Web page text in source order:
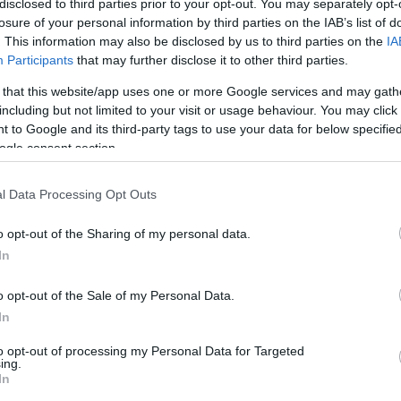
to third parties prior to your opt-out. You may separately
of your personal information by third parties on the IAB’s list of
This information may also be disclosed by us to third parties on the
Participants that may further disclose it to other third parties.
that this website/app uses one or more Google services and may
but not limited to your visit or usage behaviour. You may
to Google and its third-party tags to use your data for below
consent section.
Data Processing Opt Outs
opt-out of the Sharing of my personal data.
opt-out of the Sale of my Personal Data.
opt-out of processing my Personal Data for Targeted
Πανεπιστημίου και της Pfizer Hellas, θα
13.00,στην Αίθουσα «Αιμίλιος Ριάδης» της
Πανεπιστημίου, Καθηγητής
Pfizer στη Θεσσαλονίκη και Επικεφαλής
Πανδής.